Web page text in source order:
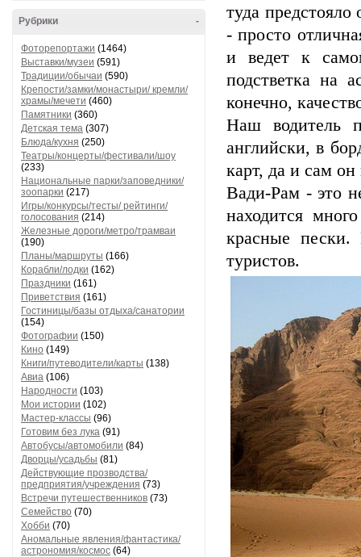
-
Рубрики
Фоторепортажи (1464)
Выставки/музеи (591)
Традиции/обычаи (590)
Крепости/замки/монастыри/ кремли/
храмы/мечети (460)
Памятники (360)
Детская тема (307)
Блюда/кухня (250)
Театры/концерты/фестивали/шоу
(233)
Национальные парки/заповедники/
зоопарки (217)
Игры/конкурсы/тесты/ рейтинги/
голосования (214)
Железные дороги/метро/трамваи
(190)
Планы/маршруты (166)
Корабли/лодки (162)
Праздники (161)
Приветствия (161)
Гостиницы/базы отдыха/санатории
(154)
Фотографии (150)
Кино (149)
Книги/путеводители/карты (138)
Авиа (106)
Народности (103)
Мои истории (102)
Мастер-классы (96)
Готовим без лука (91)
Автобусы/автомобили (84)
Дворцы/усадьбы (81)
Действующие прозводства/
предприятия/учреждения (73)
Встречи путешественников (73)
Семейство (70)
Хобби (70)
Аномальные явления/фантастика/
астрономия/космос (64)
туда
- просто
и ведет к
подстветка на
конечно,
Наш водитель
английски, в
карт, да и сам
Вади-Рам - это
находится
красные
туристов.